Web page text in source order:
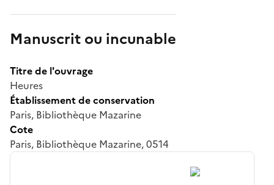
Manuscrit ou incunable
Titre de l'ouvrage
Heures
Établissement de conservation
Paris, Bibliothèque Mazarine
Cote
Paris, Bibliothèque Mazarine, 0514